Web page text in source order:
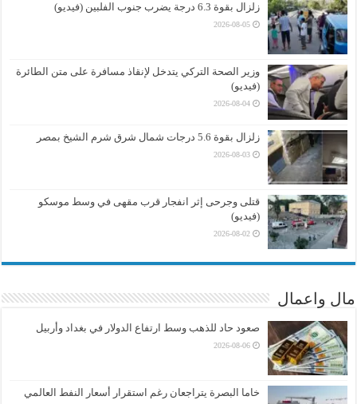
زلزال بقوة 6.3 درجة يضرب جنوب الفلبين (فيديو)
2026-08-05
وزير الصحة التركي يتدخل لإنقاذ مسافرة على متن الطائرة
(فيديو)
2026-08-04
زلزال بقوة 5.6 درجات شمال شرق شرم الشيخ بمصر
2026-08-03
قتلى وجرحى إثر انفجار قرب مقهى في وسط موسكو
(فيديو)
2026-08-02
مال واعمال
صعود حاد للذهب وسط ارتفاع الدولار في بغداد وأربيل
2026-08-06
خاما البصرة يتراجعان رغم استقرار أسعار النفط العالمي